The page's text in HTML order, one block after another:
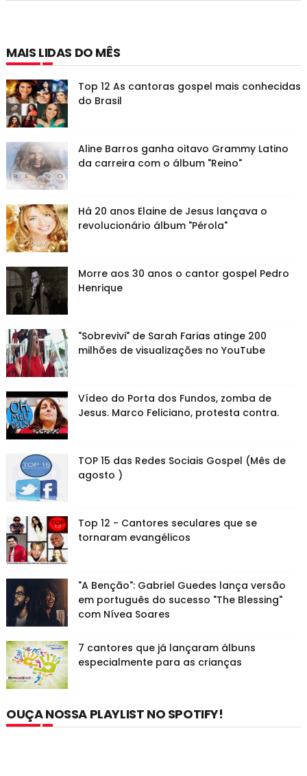
MAIS LIDAS DO MÊS
Top 12 As cantoras gospel mais conhecidas
do Brasil
Aline Barros ganha oitavo Grammy Latino
da carreira com o álbum "Reino"
Há 20 anos Elaine de Jesus lançava o
revolucionário álbum "Pérola"
Morre aos 30 anos o cantor gospel Pedro
Henrique
"Sobrevivi" de Sarah Farias atinge 200
milhões de visualizações no YouTube
Vídeo do Porta dos Fundos, zomba de
Jesus. Marco Feliciano, protesta contra.
TOP 15 das Redes Sociais Gospel (Mês de
agosto )
Top 12 - Cantores seculares que se
tornaram evangélicos
"A Benção": Gabriel Guedes lança versão
em português do sucesso "The Blessing"
com Nívea Soares
7 cantores que já lançaram álbuns
especialmente para as crianças
OUÇA NOSSA PLAYLIST NO SPOTIFY!